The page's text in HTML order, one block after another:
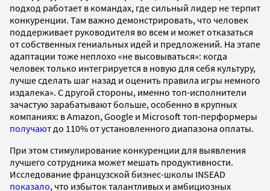
подход работает в командах, где сильный лидер не терпит
конкуренции. Там важно демонстрировать, что человек
поддерживает руководителя во всем и может отказаться
от собственных гениальных идей и предложений. На этапе
адаптации тоже неплохо «не высовываться»: когда
человек только интегрируется в новую для себя культуру,
лучше сделать шаг назад и оценить правила игры немного
издалека». С другой стороны, именно топ-исполнители
зачастую зарабатывают больше, особенно в крупных
компаниях: в Amazon, Google и Microsoft топ-перформеры
получают до 110% от установленного диапазона оплаты.
При этом стимулирование конкуренции для выявления
лучшего сотрудника может мешать продуктивности.
Исследование французской бизнес-школы INSEAD
показало, что избыток талантливых и амбициозных